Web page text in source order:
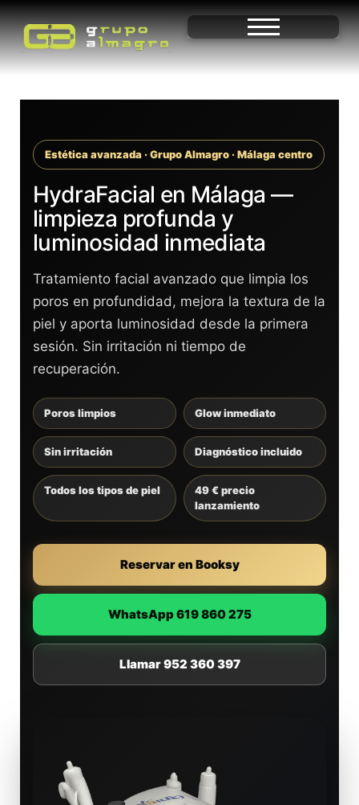
Estética avanzada · Grupo Almagro · Málaga centro
HydraFacial en Málaga —
limpieza profunda y
luminosidad inmediata
Tratamiento facial avanzado que limpia los
poros en profundidad, mejora la textura de la
piel y aporta luminosidad desde la primera
sesión. Sin irritación ni tiempo de
recuperación.
Poros limpios Glow inmediato
Sin irritación Diagnóstico incluido
Todos los tipos de piel
49 € precio
lanzamiento
Reservar en Booksy
WhatsApp 619 860 275
Llamar 952 360 397